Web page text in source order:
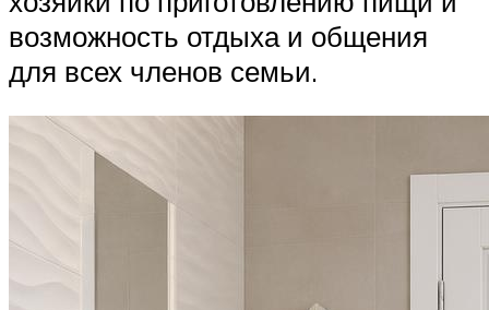
возможность отдыха и общения
для всех членов семьи.